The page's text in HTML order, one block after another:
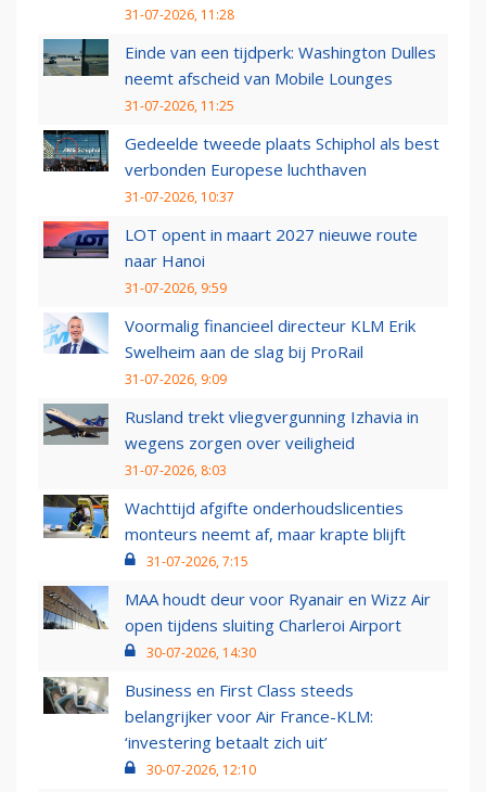
31-07-2026, 11:28
Einde van een tijdperk: Washington Dulles
neemt afscheid van Mobile Lounges
31-07-2026, 11:25
Gedeelde tweede plaats Schiphol als best
verbonden Europese luchthaven
31-07-2026, 10:37
LOT opent in maart 2027 nieuwe route
naar Hanoi
31-07-2026, 9:59
Voormalig financieel directeur KLM Erik
Swelheim aan de slag bij ProRail
31-07-2026, 9:09
Rusland trekt vliegvergunning Izhavia in
wegens zorgen over veiligheid
31-07-2026, 8:03
Wachttijd afgifte onderhoudslicenties
monteurs neemt af, maar krapte blijft
31-07-2026, 7:15
MAA houdt deur voor Ryanair en Wizz Air
open tijdens sluiting Charleroi Airport
30-07-2026, 14:30
Business en First Class steeds
belangrijker voor Air France-KLM:
‘investering betaalt zich uit’
30-07-2026, 12:10